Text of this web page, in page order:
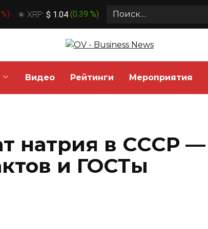
) XRP: $ 1.04 (0.39 %)
Search
Видео Рейтинги Мероприятия
натрия в СССР —
и ГОСТы